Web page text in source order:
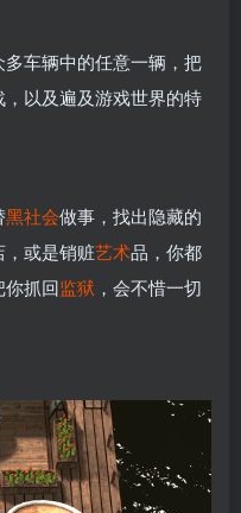
车辆中的任意一辆，把
以及遍及游戏世界的特
黑社会做事，找出隐藏的
或是销赃艺术品，你都
抓回监狱 ，会不惜一切